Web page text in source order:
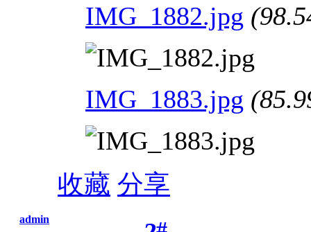
IMG_1882.jpg
IMG_1883.jpg
收藏 分享
admin